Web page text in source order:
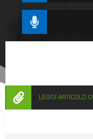

 LEGGI ARTICOLO